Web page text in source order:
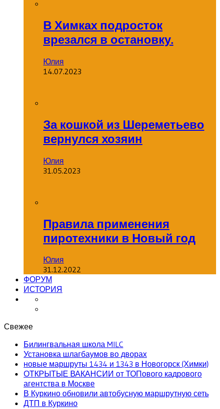
В Химках подросток
врезался в остановку.
Юлия
14.07.2023
За кошкой из Шереметьево
вернулся хозяин
Юлия
31.05.2023
Правила применения
пиротехники в Новый год
Юлия
31.12.2022
ФОРУМ
ИСТОРИЯ
Свежее
Билингвальная школа MILC
Установка шлагбаумов во дворах
новые маршруты 1434 и 1343 в Новогорск (Химки)
ОТКРЫТЫЕ ВАКАНСИИ от ТОПового кадрового
агентства в Москве
В Куркино обновили автобусную маршрутную сеть
ДТП в Куркино